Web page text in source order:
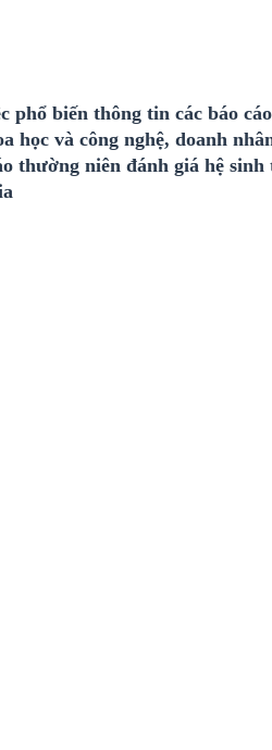
phổ biến thông tin các báo
học và công nghệ, doanh
thường niên đánh giá hệ